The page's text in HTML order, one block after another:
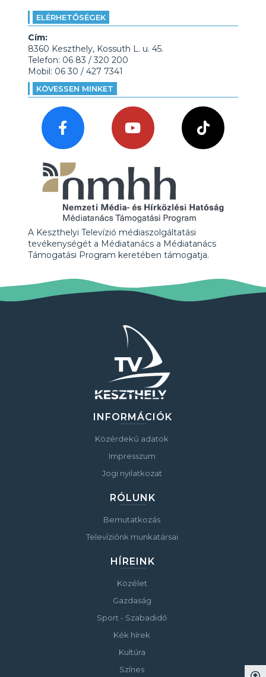
ELÉRHETŐSÉGEK
Cím:
8360 Keszthely, Kossuth L. u. 45.
Telefon: 06 83 / 320 200
Mobil: 06 30 / 427 7341
KÖVESSEN MINKET
A Keszthelyi Televízió médiaszolgáltatási
tevékenységét a Médiatanács a Médiatanács
Támogatási Program keretében támogatja.
INFORMÁCIÓK
Közérdekű adatok
Impresszum
Jogi nyilatkozat
RÓLUNK
Bemutatkozás
Televíziónk munkatársai
HÍREINK
Közélet
Gazdaság
Sport - Szabadidő
Kék hírek
Kultúra
Színes